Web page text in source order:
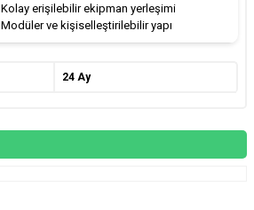
Kolay erişilebilir ekipman yerleşimi
Modüler ve kişiselleştirilebilir yapı
24 Ay